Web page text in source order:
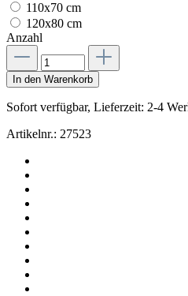
110x70 cm
120x80 cm
Anzahl
In den Warenkorb
Sofort verfügbar, Lieferzeit: 2-4
Artikelnr.: 27523